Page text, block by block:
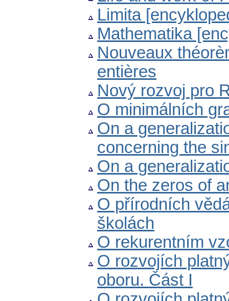
Limita
Mathematika
Nouveaux
entières
Nový rozvoj pro
O minimálních
On a
concerning the
On a
On the zeros of
O přírodních
školách
O rekurentním
O rozvojích
oboru. Část I